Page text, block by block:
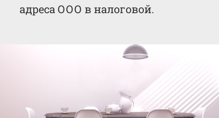
адреса ООО в налоговой.